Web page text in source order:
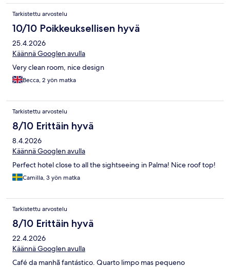
Tarkistettu arvostelu
10/10 Poikkeuksellisen hyvä
25.4.2026
Käännä Googlen avulla
Very clean room, nice design
Becca, 2 yön matka
Tarkistettu arvostelu
8/10 Erittäin hyvä
8.4.2026
Käännä Googlen avulla
Perfect hotel close to all the sightseeing in Palma! Nice roof top!
Camilla, 3 yön matka
Tarkistettu arvostelu
8/10 Erittäin hyvä
22.4.2026
Käännä Googlen avulla
Café da manhã fantástico. Quarto limpo mas pequeno